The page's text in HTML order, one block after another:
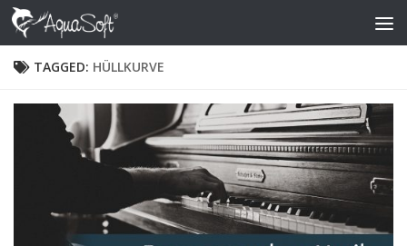
Skip to content
TAGGED: HÜLLKURVE